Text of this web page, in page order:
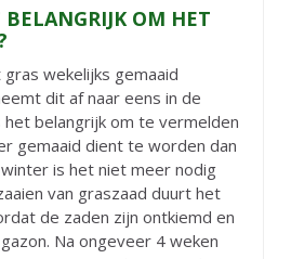
OM HET
wekelijks gemaaid
dit af naar eens in de
belangrijk om te vermelden
gemaaid dient te worden dan
is het niet meer nodig
van graszaad duurt het
de zaden zijn ontkiemd en
Na ongeveer 4 weken